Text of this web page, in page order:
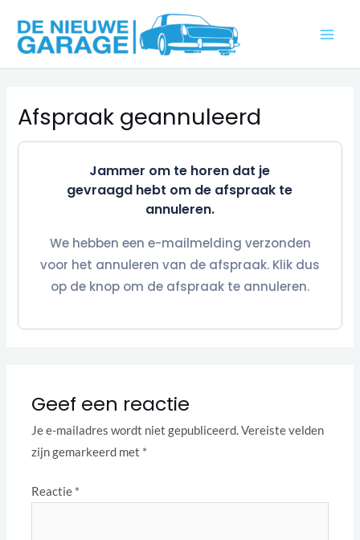
naar
Afspraak geannuleerd
Jammer om te horen dat je
gevraagd hebt om de afspraak te
annuleren.
We hebben een e-mailmelding verzonden
voor het annuleren van de afspraak. Klik dus
op de knop om de afspraak te annuleren.
Geef een reactie
Je e-mailadres wordt niet gepubliceerd.Vereiste velden
zijn gemarkeerd met *
Reactie *